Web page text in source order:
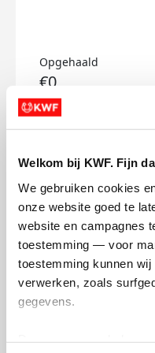
Welkom bij KWF. Fijn
We gebruiken cookies
onze website goed te
website en campagnes
toestemming — voor
toestemming kunnen
verwerken, zoals
gegevens.
Opgehaald
€0
Doneer